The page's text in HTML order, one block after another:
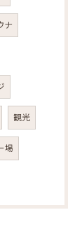
ナ
観光
場